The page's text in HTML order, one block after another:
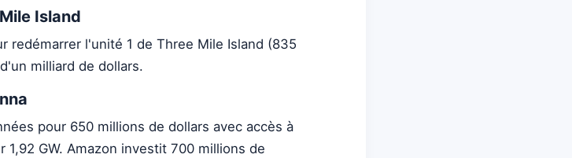
Island
redémarrer l'unité 1 de Three Mile Island (835
milliard de dollars.
pour 650 millions de dollars avec accès à
1,92 GW. Amazon investit 700 millions de